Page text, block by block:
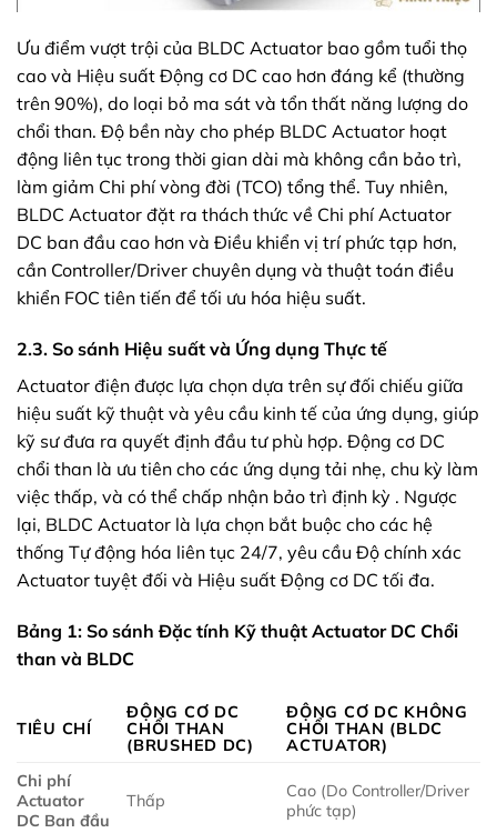
Ưu điểm vượt trội của BLDC Actuator bao gồm tuổi thọ
cao và Hiệu suất Động cơ DC cao hơn đáng kể (thường
trên 90%), do loại bỏ ma sát và tổn thất năng lượng do
chổi than. Độ bền này cho phép BLDC Actuator hoạt
động liên tục trong thời gian dài mà không cần bảo trì,
làm giảm Chi phí vòng đời (TCO) tổng thể. Tuy nhiên,
BLDC Actuator đặt ra thách thức về Chi phí Actuator
DC ban đầu cao hơn và Điều khiển vị trí phức tạp hơn,
cần Controller/Driver chuyên dụng và thuật toán điều
khiển FOC tiên tiến để tối ưu hóa hiệu suất.
2.3. So sánh Hiệu suất và Ứng dụng Thực tế
Actuator điện được lựa chọn dựa trên sự đối chiếu giữa
hiệu suất kỹ thuật và yêu cầu kinh tế của ứng dụng, giúp
kỹ sư đưa ra quyết định đầu tư phù hợp. Động cơ DC
chổi than là ưu tiên cho các ứng dụng tải nhẹ, chu kỳ làm
việc thấp, và có thể chấp nhận bảo trì định kỳ . Ngược
lại, BLDC Actuator là lựa chọn bắt buộc cho các hệ
thống Tự động hóa liên tục 24/7, yêu cầu Độ chính xác
Actuator tuyệt đối và Hiệu suất Động cơ DC tối đa.
Bảng 1: So sánh Đặc tính Kỹ thuật Actuator DC Chổi
than và BLDC
TIÊU CHÍ
ĐỘNG CƠ DC
CHỔI THAN
(BRUSHED DC)
ĐỘNG CƠ DC KHÔNG
CHỔI THAN (BLDC
ACTUATOR)
Chi phí
Actuator
DC Ban đầu
Thấp
Cao (Do Controller/Driver
phức tạp)